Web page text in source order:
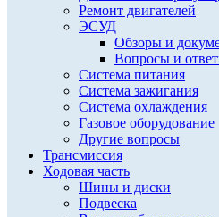
Ремонт двигателей
ЭСУД
Обзоры и
Вопросы и
Система питания
Система зажигания
Система охлаждения
Газовое оборудование
Другие вопросы
Трансмиссия
Ходовая часть
Шины и диски
Подвеска